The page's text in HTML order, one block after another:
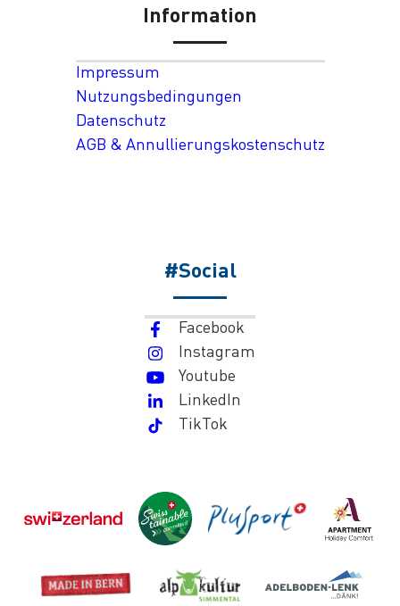
Information
Impressum
Nutzungsbedingungen
Datenschutz
AGB & Annullierungskostenschutz
#Social
Facebook
Instagram
Youtube
LinkedIn
TikTok